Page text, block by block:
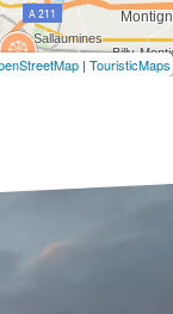
| TouristicMaps